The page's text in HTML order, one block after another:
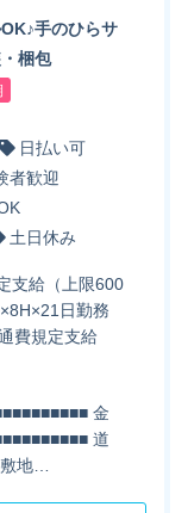
手のひらサ
梱包
日払い可
者歓迎
土日休み
支給（上限600
日勤務
費規定支給
金
道
地…